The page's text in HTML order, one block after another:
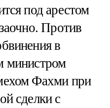
под арестом
Против
в
министром
Фахми при
сделки с